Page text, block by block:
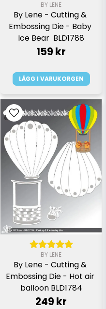
BY LENE
By Lene - Cutting &
Embossing Die - Baby
Ice Bear  BLD1788
159 kr
LÄGG I VARUKORGEN
BY LENE
By Lene - Cutting &
Embossing Die - Hot air
balloon BLD1784
249 kr